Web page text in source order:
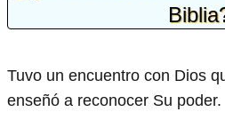
Tuvo un encuentro con Dios
enseñó a reconocer Su poder.